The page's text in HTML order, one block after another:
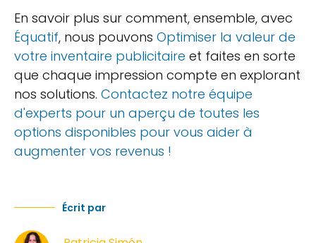
En savoir plus sur comment, ensemble, avec
Équatif, nous pouvons Optimiser la valeur de
votre inventaire publicitaire et faites en sorte
que chaque impression compte en explorant
nos solutions. Contactez notre équipe
d'experts pour un aperçu de toutes les
options disponibles pour vous aider à
augmenter vos revenus !
Écrit par